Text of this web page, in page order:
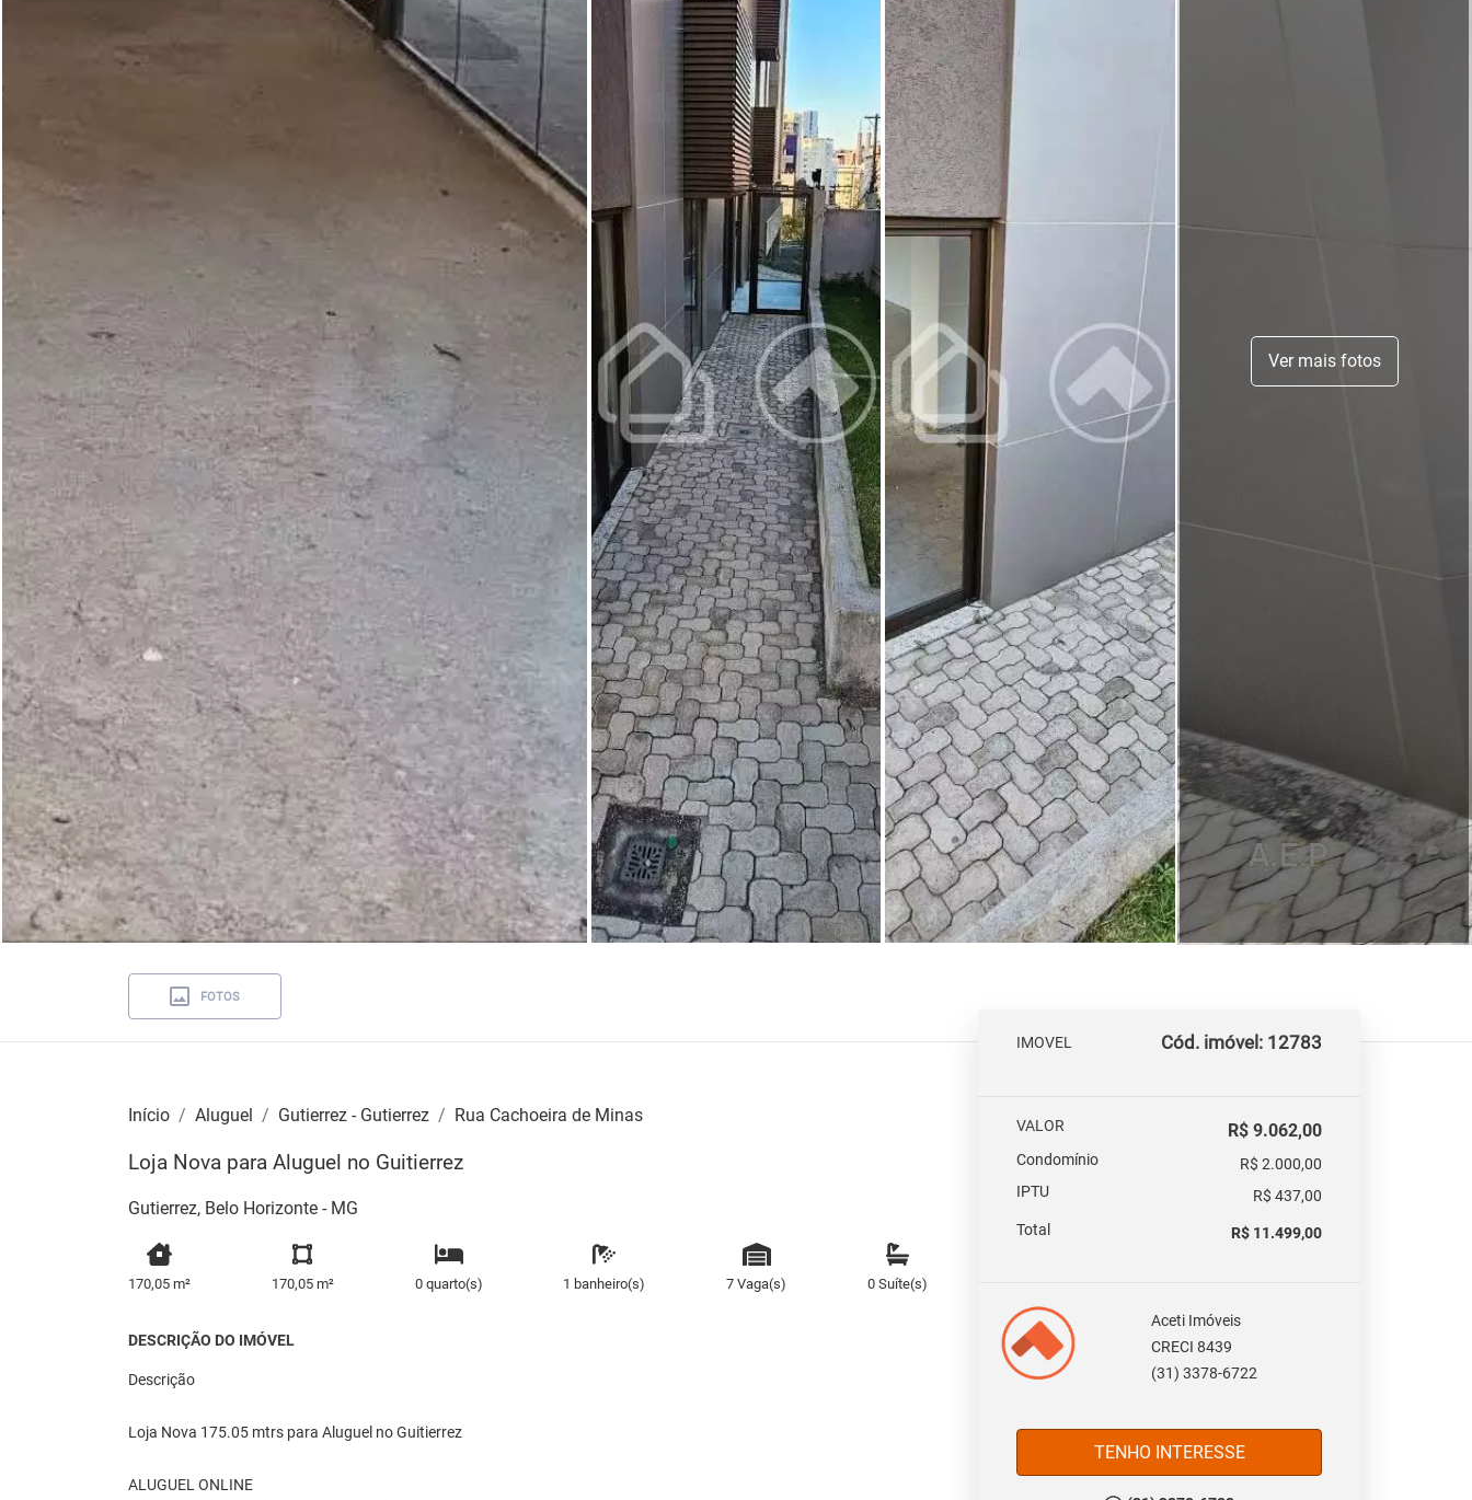
Ver mais fotos
FOTOS
Início Aluguel Gutierrez - Gutierrez Rua Cachoeira de Minas
Loja Nova para Aluguel no Guitierrez
Gutierrez, Belo Horizonte - MG
170,05 m² 170,05 m² 0 quarto(s) 1 banheiro(s) 7 Vaga(s) 0 Suíte(s)
DESCRIÇÃO DO IMÓVEL
Descrição
Loja Nova 175.05 mtrs para Aluguel no Guitierrez
ALUGUEL ONLINE
IMOVEL Cód. imóvel: 12783
VALOR R$ 9.062,00
Condomínio
R$ 2.000,00
IPTU
R$ 437,00
Total
R$ 11.499,00
Aceti Imóveis
CRECI 8439
(31) 3378-6722
TENHO INTERESSE